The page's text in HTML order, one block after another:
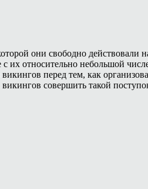
они свободно действовали
их относительно небольшой
перед тем, как
совершить такой